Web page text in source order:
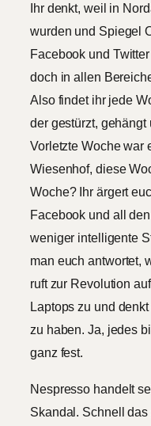
Ihr denkt, weil in
wurden und Spiegel
Facebook und
doch in allen
Also findet ihr jede
der gestürzt,
Vorletzte Woche war
Wiesenhof, diese
Woche? Ihr ärgert
Facebook und all
weniger intelligente
man euch antwortet,
ruft zur Revolution
Laptops zu und
zu haben. Ja, jedes
ganz fest.
Nespresso handelt
Skandal. Schnell